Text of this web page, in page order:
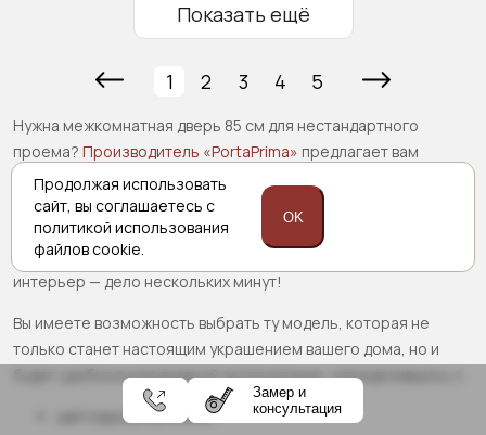
Показать ещё
1 2 3 4 5
Нужна межкомнатная дверь 85 см для нестандартного
проема? Производитель «PortaPrima» предлагает вам
широкий ассортимент межкомнатных моделей, которые
могут быть изготовлены под необходимые вам размеры. В
каталоге присутствуют конструкции, выполненные в
различных стилях, поэтому подобрать подходящую под ваш
интерьер — дело нескольких минут!
Вы имеете возможность выбрать ту модель, которая не
только станет настоящим украшением вашего дома, но и
будет удобна в ежедневной эксплуатации, определившись с:
цветовым решением;
Замер и
консультация
Продолжая использовать
сайт, вы соглашаетесь с
политикой использования
файлов cookie.
OK